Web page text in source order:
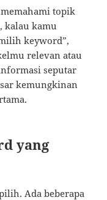
topik
kalau kamu
keyword”,
relevan atau
seputar
kemungkinan
yang
Ada beberapa